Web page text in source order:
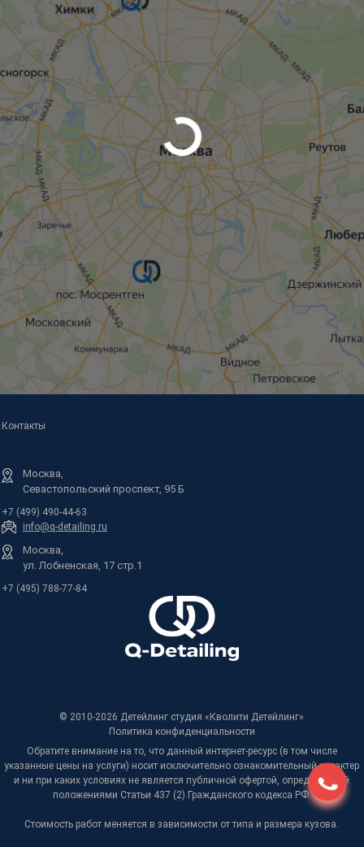
Контакты
Москва,
Севастопольский проспект, 95 Б
+7 (499) 490-44-63
info@q-detailing.ru
Москва,
ул. Лобненская, 17 стр.1
+7 (495) 788-77-84
© 2010-2026 Детейлинг студия «Кволити Детейлинг»
Политика конфиденциальности
Обратите внимание на то, что данный интернет-ресурс (в том числе
указанные цены на услуги) носит исключительно ознакомительный характер
и ни при каких условиях не является публичной офертой, определяемой
положениями Статьи 437 (2) Гражданского кодекса РФ.
Стоимость работ меняется в зависимости от типа и размера кузова.